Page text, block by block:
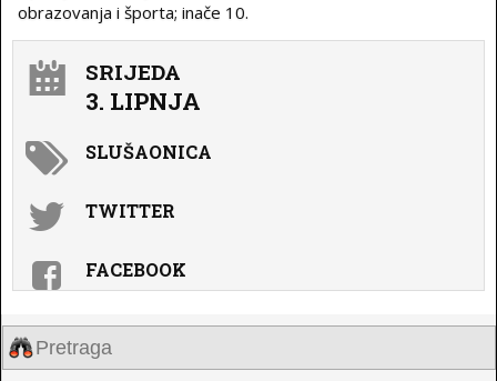
obrazovanja i športa; inače 10.
SRIJEDA
3. LIPNJA
SLUŠAONICA
TWITTER
FACEBOOK